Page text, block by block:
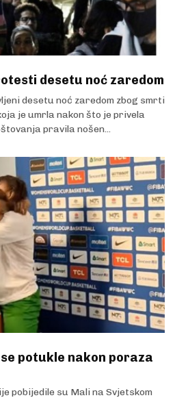
desetu noć zaredom
desetu noć zaredom zbog smrti
je umrla nakon što je privela
pravila nošen...
potukle nakon poraza
pobijedile su Mali na Svjetskom